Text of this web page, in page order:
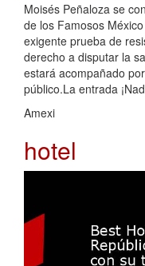
Moisés Peñaloza se
de los Famosos
exigente prueba de
derecho a disputar la
estará acompañado
público.La entrada
Amexi
hotel